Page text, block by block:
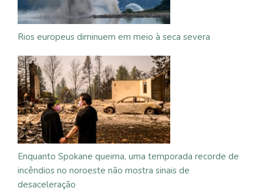
Rios europeus diminuem em meio à seca severa
Enquanto Spokane queima, uma temporada recorde de
incêndios no noroeste não mostra sinais de
desaceleração